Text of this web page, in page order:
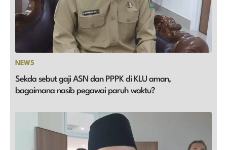
NEWS
Sekda sebut gaji ASN dan PPPK di KLU aman,
bagaimana nasib pegawai paruh waktu?